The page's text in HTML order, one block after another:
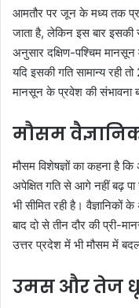
आमतौर पर जून के मध्य तक
जाता है, लेकिन इस बार इसकी
अनुसार दक्षिण-पश्चिम
यदि इसकी गति सामान्य
मानसून के प्रवेश की संभावना
मौसम
मौसम विशेषज्ञों का कहना है
अपेक्षित गति से आगे नहीं बढ़
भी सीमित रही है।
बाद दो से तीन दौर की प्री-
उत्तर प्रदेश में भी मौसम में
उमस और तेज